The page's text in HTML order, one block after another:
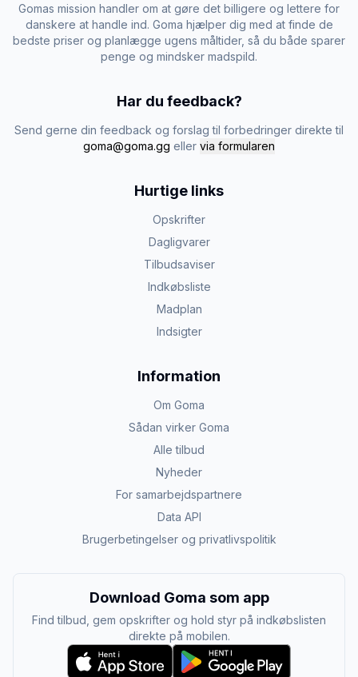
Gomas mission handler om at gøre det billigere og lettere for
danskere at handle ind. Goma hjælper dig med at finde de
bedste priser og planlægge ugens måltider, så du både sparer
penge og mindsker madspild.
Har du feedback?
Send gerne din feedback og forslag til forbedringer direkte til
goma@goma.gg eller via formularen
Hurtige links
Opskrifter
Dagligvarer
Tilbudsaviser
Indkøbsliste
Madplan
Indsigter
Information
Om Goma
Sådan virker Goma
Alle tilbud
Nyheder
For samarbejdspartnere
Data API
Brugerbetingelser og privatlivspolitik
Download Goma som app
Find tilbud, gem opskrifter og hold styr på indkøbslisten
direkte på mobilen.